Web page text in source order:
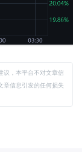
议，本平台不对文章信
章信息引发的任何损失